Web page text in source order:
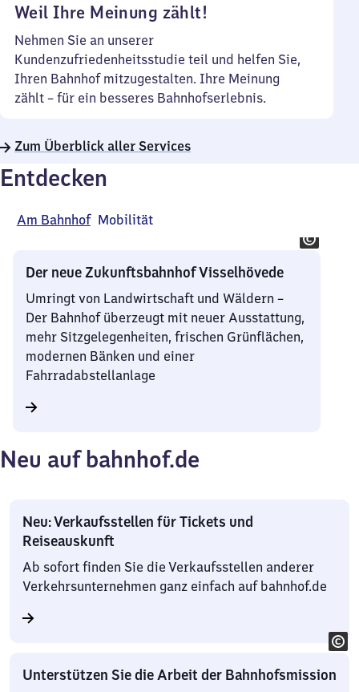
Weil Ihre Meinung zählt!
Nehmen Sie an unserer
Kundenzufriedenheitsstudie teil und helfen Sie,
Ihren Bahnhof mitzugestalten. Ihre Meinung
zählt – für ein besseres Bahnhofserlebnis.
Zum Überblick aller Services
Entdecken
Am Bahnhof Mobilität
Der neue Zukunftsbahnhof Visselhövede
Umringt von Landwirtschaft und Wäldern –
Der Bahnhof überzeugt mit neuer Ausstattung,
mehr Sitzgelegenheiten, frischen Grünflächen,
modernen Bänken und einer
Fahrradabstellanlage
Neu auf bahnhof.de
Neu: Verkaufsstellen für Tickets und
Reiseauskunft
Ab sofort finden Sie die Verkaufsstellen anderer
Verkehrsunternehmen ganz einfach auf bahnhof.de
Unterstützen Sie die Arbeit der Bahnhofsmission